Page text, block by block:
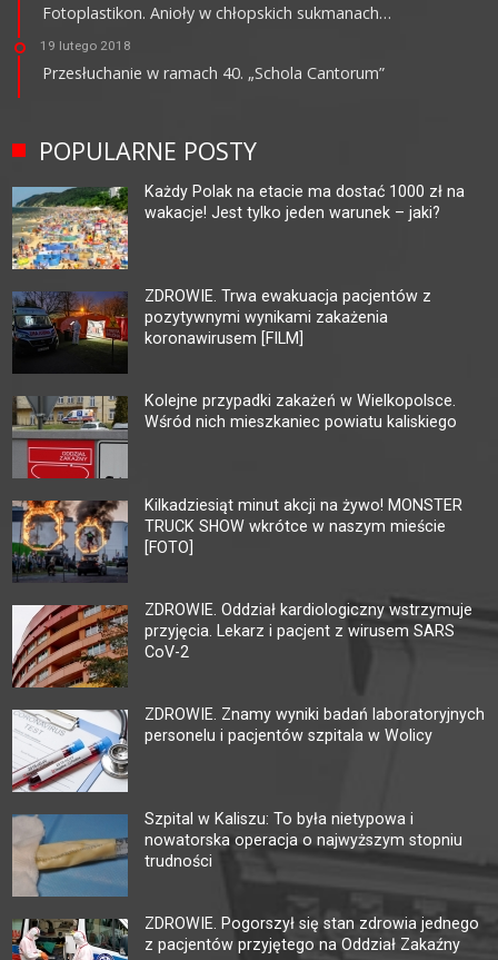
Fotoplastikon. Anioły w chłopskich sukmanach…
19 lutego 2018
Przesłuchanie w ramach 40. „Schola Cantorum”
POPULARNE POSTY
Każdy Polak na etacie ma dostać 1000 zł na
wakacje! Jest tylko jeden warunek – jaki?
ZDROWIE. Trwa ewakuacja pacjentów z
pozytywnymi wynikami zakażenia
koronawirusem [FILM]
Kolejne przypadki zakażeń w Wielkopolsce.
Wśród nich mieszkaniec powiatu kaliskiego
Kilkadziesiąt minut akcji na żywo! MONSTER
TRUCK SHOW wkrótce w naszym mieście
[FOTO]
ZDROWIE. Oddział kardiologiczny wstrzymuje
przyjęcia. Lekarz i pacjent z wirusem SARS
CoV-2
ZDROWIE. Znamy wyniki badań laboratoryjnych
personelu i pacjentów szpitala w Wolicy
Szpital w Kaliszu: To była nietypowa i
nowatorska operacja o najwyższym stopniu
trudności
ZDROWIE. Pogorszył się stan zdrowia jednego
z pacjentów przyjętego na Oddział Zakaźny